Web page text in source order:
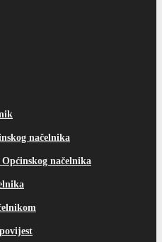
načelnika
načelnika